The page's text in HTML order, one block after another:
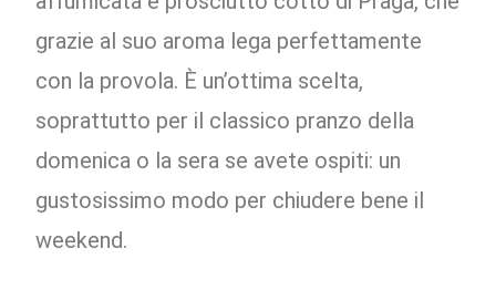
grazie al suo aroma lega perfettamente
con la provola. È un’ottima scelta,
soprattutto per il classico pranzo della
domenica o la sera se avete ospiti: un
gustosissimo modo per chiudere bene il
weekend.